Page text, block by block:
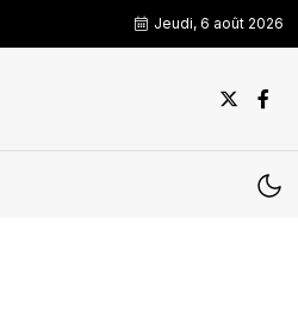
Jeudi, 6 août 2026